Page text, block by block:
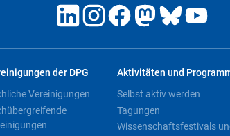
der DPG
Vereinigungen
Aktivitäten und
Selbst aktiv werden
Tagungen
Wissenschaftsfestivals